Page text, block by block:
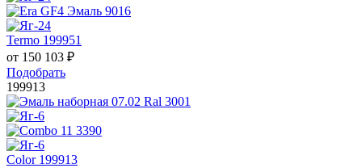
Termo 199951
от 150 103 ₽
Подобрать
199913
Color 199913